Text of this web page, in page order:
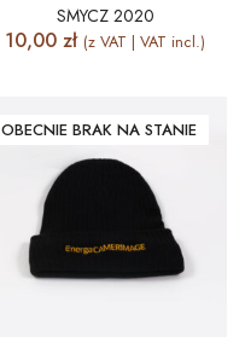
SMYCZ 2020
10,00zł (z VAT | VAT incl.)
OBECNIE BRAK NA STANIE